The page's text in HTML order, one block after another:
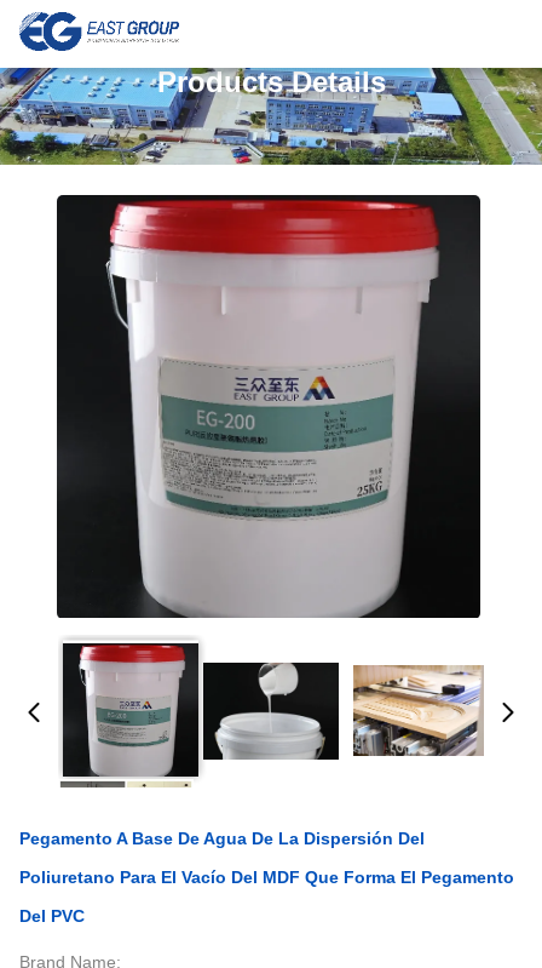
Products Details
Pegamento A Base De Agua De La Dispersión Del
Poliuretano Para El Vacío Del MDF Que Forma El Pegamento
Del PVC
Brand Name: